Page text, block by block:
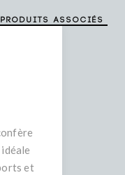
Produits associés
et